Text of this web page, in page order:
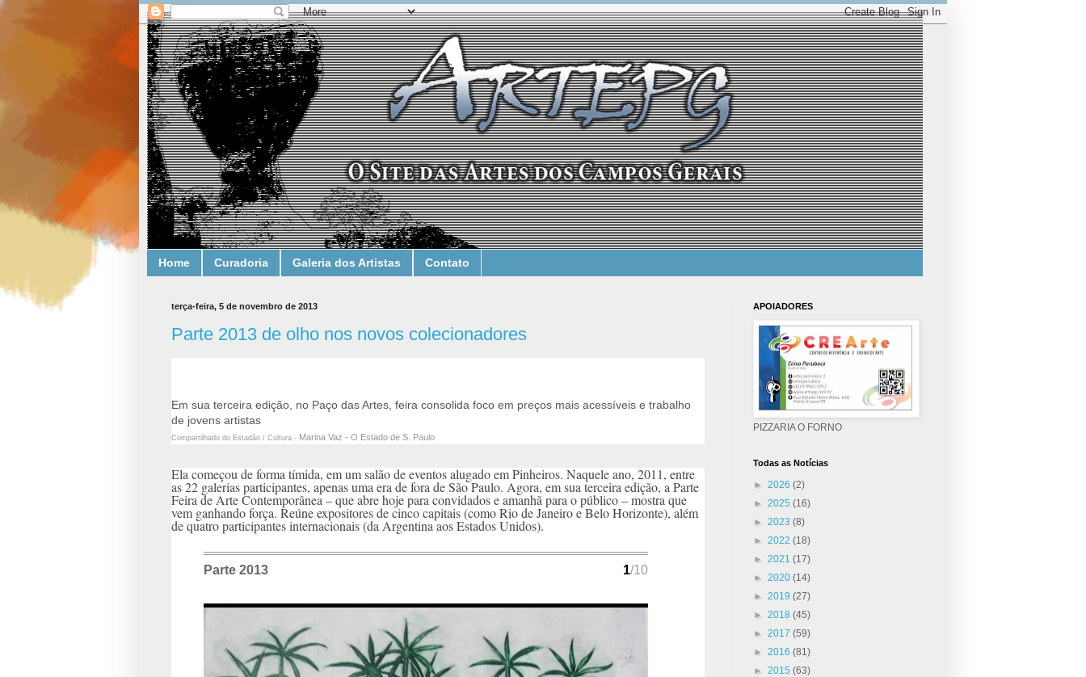
Home Curadoria Galeria dos Artistas Contato
terça-feira, 5 de novembro de 2013
Parte 2013 de olho nos novos colecionadores
Em sua terceira edição, no Paço das Artes, feira consolida foco em preços mais acessíveis e trabalho
de jovens artistas
Compartilhado do Estadão / Cultura - Marina Vaz - O Estado de S. Paulo
Ela começou de forma tímida, em um salão de eventos alugado em Pinheiros. Naquele ano, 2011, entre
as 22 galerias participantes, apenas uma era de fora de São Paulo. Agora, em sua terceira edição, a Parte
Feira de Arte Contemporânea – que abre hoje para convidados e amanhã para o público – mostra que
vem ganhando força. Reúne expositores de cinco capitais (como Rio de Janeiro e Belo Horizonte), além
de quatro participantes internacionais (da Argentina aos Estados Unidos).
APOIADORES
PIZZARIA O FORNO
Todas as Notícias
► 2026 (2)
► 2025 (16)
► 2023 (8)
► 2022 (18)
► 2021 (17)
► 2020 (14)
► 2019 (27)
► 2018 (45)
► 2017 (59)
► 2016 (81)
► 2015 (63)